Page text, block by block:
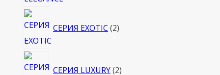
СЕРИЯ EXOTIC 2товара
СЕРИЯ LUXURY 2